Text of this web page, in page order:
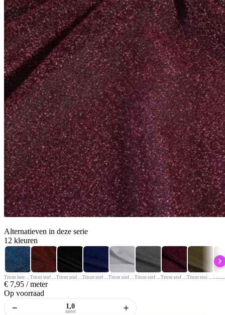
Alternatieven in deze serie
12 kleuren
€ 7,95 / meter
Op voorraad
− meter +